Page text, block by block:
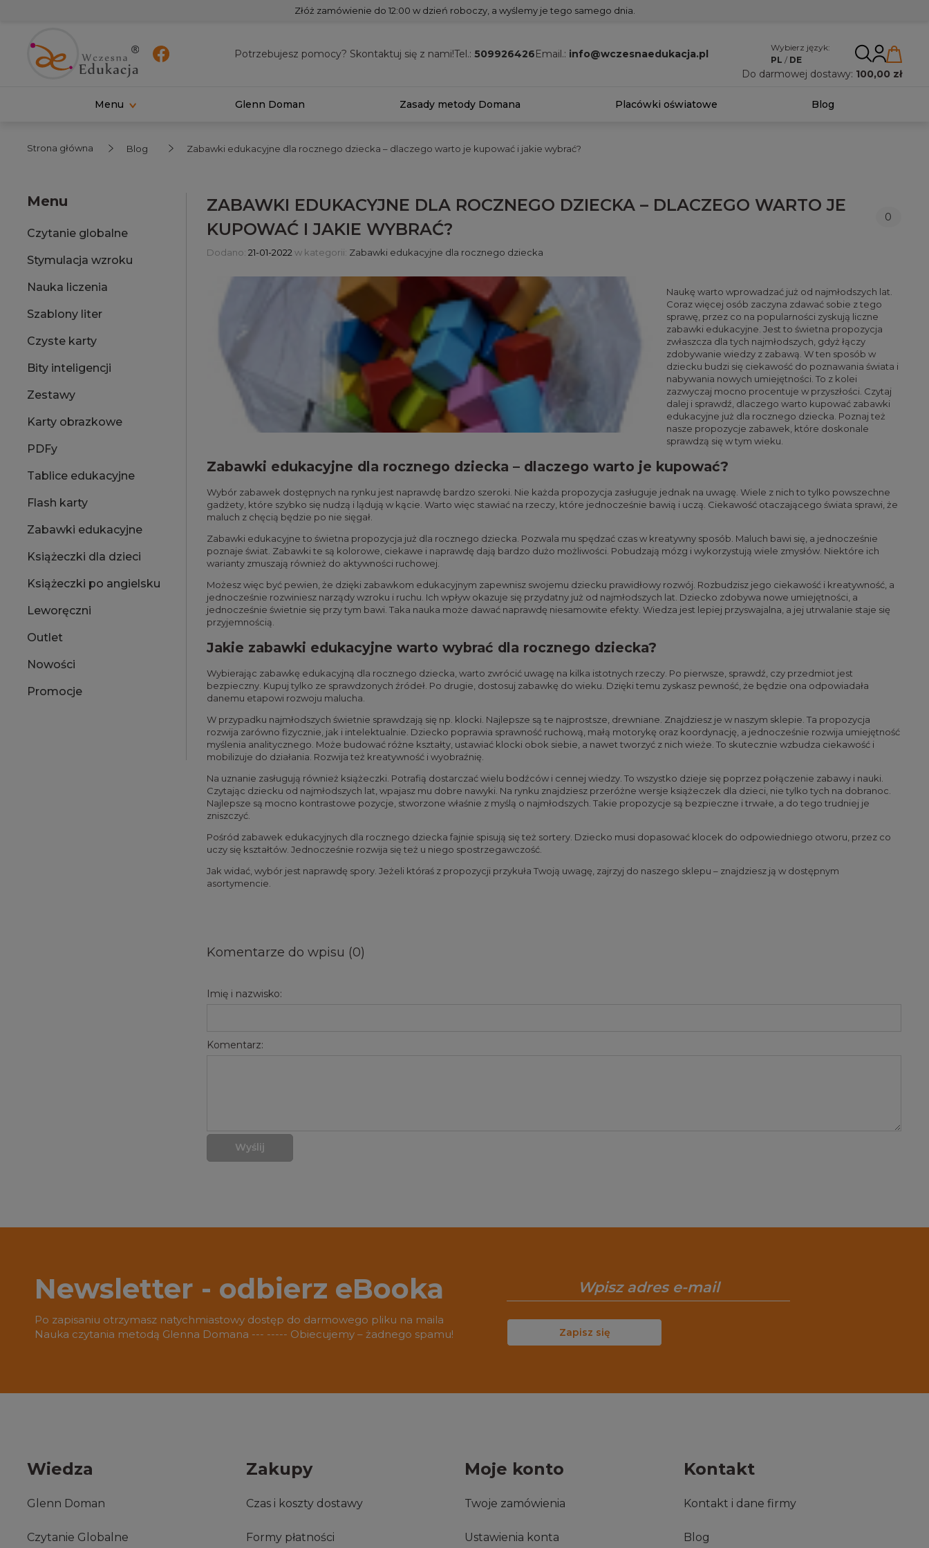
Złóż zamówienie do 12:00 w dzień roboczy, a wyślemy je tego samego dnia.
Potrzebujesz pomocy? Skontaktuj się z nami!Tel.: 509926426Email.: info@wczesnaedukacja.pl
Wybierz język:
PL / DE
Do darmowej dostawy: 100,00 zł
Menu Glenn Doman Zasady metody Domana Placówki oświatowe Blog
Strona główna Blog Zabawki edukacyjne dla rocznego dziecka – dlaczego warto je kupować i jakie wybrać?
Menu
Czytanie globalne
Stymulacja wzroku
Nauka liczenia
Szablony liter
Czyste karty
Bity inteligencji
Zestawy
Karty obrazkowe
PDFy
Tablice edukacyjne
Flash karty
Zabawki edukacyjne
Książeczki dla dzieci
Książeczki po angielsku
Leworęczni
Outlet
Nowości
Promocje
ZABAWKI EDUKACYJNE DLA ROCZNEGO DZIECKA – DLACZEGO WARTO JE
KUPOWAĆ I JAKIE WYBRAĆ?
0
Dodano: 21-01-2022 w kategorii: Zabawki edukacyjne dla rocznego dziecka
Naukę warto wprowadzać już od najmłodszych lat.
Coraz więcej osób zaczyna zdawać sobie z tego
sprawę, przez co na popularności zyskują liczne
zabawki edukacyjne. Jest to świetna propozycja
zwłaszcza dla tych najmłodszych, gdyż łączy
zdobywanie wiedzy z zabawą. W ten sposób w
dziecku budzi się ciekawość do poznawania świata i
nabywania nowych umiejętności. To z kolei
zazwyczaj mocno procentuje w przyszłości. Czytaj
dalej i sprawdź, dlaczego warto kupować zabawki
edukacyjne już dla rocznego dziecka. Poznaj też
nasze propozycje zabawek, które doskonale
sprawdzą się w tym wieku.
Zabawki edukacyjne dla rocznego dziecka – dlaczego warto je kupować?
Wybór zabawek dostępnych na rynku jest naprawdę bardzo szeroki. Nie każda propozycja zasługuje jednak na uwagę. Wiele z nich to tylko powszechne
gadżety, które szybko się nudzą i lądują w kącie. Warto więc stawiać na rzeczy, które jednocześnie bawią i uczą. Ciekawość otaczającego świata sprawi, że
maluch z chęcią będzie po nie sięgał.
Zabawki edukacyjne to świetna propozycja już dla rocznego dziecka. Pozwala mu spędzać czas w kreatywny sposób. Maluch bawi się, a jednocześnie
poznaje świat. Zabawki te są kolorowe, ciekawe i naprawdę dają bardzo dużo możliwości. Pobudzają mózg i wykorzystują wiele zmysłów. Niektóre ich
warianty zmuszają również do aktywności ruchowej.
Możesz więc być pewien, że dzięki zabawkom edukacyjnym zapewnisz swojemu dziecku prawidłowy rozwój. Rozbudzisz jego ciekawość i kreatywność, a
jednocześnie rozwiniesz narządy wzroku i ruchu. Ich wpływ okazuje się przydatny już od najmłodszych lat. Dziecko zdobywa nowe umiejętności, a
jednocześnie świetnie się przy tym bawi. Taka nauka może dawać naprawdę niesamowite efekty. Wiedza jest lepiej przyswajalna, a jej utrwalanie staje się
przyjemnością.
Jakie zabawki edukacyjne warto wybrać dla rocznego dziecka?
Wybierając zabawkę edukacyjną dla rocznego dziecka, warto zwrócić uwagę na kilka istotnych rzeczy. Po pierwsze, sprawdź, czy przedmiot jest
bezpieczny. Kupuj tylko ze sprawdzonych źródeł. Po drugie, dostosuj zabawkę do wieku. Dzięki temu zyskasz pewność, że będzie ona odpowiadała
danemu etapowi rozwoju malucha.
W przypadku najmłodszych świetnie sprawdzają się np. klocki. Najlepsze są te najprostsze, drewniane. Znajdziesz je w naszym sklepie. Ta propozycja
rozwija zarówno fizycznie, jak i intelektualnie. Dziecko poprawia sprawność ruchową, małą motorykę oraz koordynację, a jednocześnie rozwija umiejętność
myślenia analitycznego. Może budować różne kształty, ustawiać klocki obok siebie, a nawet tworzyć z nich wieże. To skutecznie wzbudza ciekawość i
mobilizuje do działania. Rozwija też kreatywność i wyobraźnię.
Na uznanie zasługują również książeczki. Potrafią dostarczać wielu bodźców i cennej wiedzy. To wszystko dzieje się poprzez połączenie zabawy i nauki.
Czytając dziecku od najmłodszych lat, wpajasz mu dobre nawyki. Na rynku znajdziesz przeróżne wersje książeczek dla dzieci, nie tylko tych na dobranoc.
Najlepsze są mocno kontrastowe pozycje, stworzone właśnie z myślą o najmłodszych. Takie propozycje są bezpieczne i trwałe, a do tego trudniej je
zniszczyć.
Pośród zabawek edukacyjnych dla rocznego dziecka fajnie spisują się też sortery. Dziecko musi dopasować klocek do odpowiedniego otworu, przez co
uczy się kształtów. Jednocześnie rozwija się też u niego spostrzegawczość.
Jak widać, wybór jest naprawdę spory. Jeżeli któraś z propozycji przykuła Twoją uwagę, zajrzyj do naszego sklepu – znajdziesz ją w dostępnym
asortymencie.
Komentarze do wpisu (0)
Imię i nazwisko:
Komentarz:
Wyślij
Newsletter - odbierz eBooka
Po zapisaniu otrzymasz natychmiastowy dostęp do darmowego pliku na maila
Nauka czytania metodą Glenna Domana --- ----- Obiecujemy – żadnego spamu!
Zapisz się
Wiedza
Glenn Doman
Czytanie Globalne
Zakupy
Czas i koszty dostawy
Formy płatności
Moje konto
Twoje zamówienia
Ustawienia konta
Kontakt
Kontakt i dane firmy
Blog